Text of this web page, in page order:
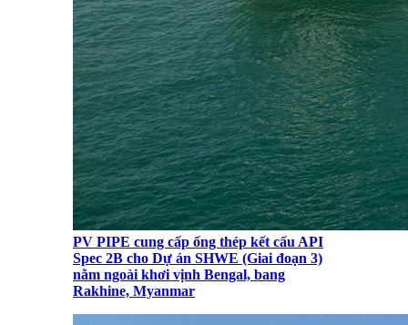
PV PIPE cung cấp ống thép kết cấu API
Spec 2B cho Dự án SHWE (Giai đoạn 3)
nằm ngoài khơi vịnh Bengal, bang
Rakhine, Myanmar